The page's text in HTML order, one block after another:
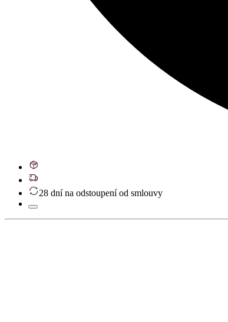
28 dní na odstoupení od smlouvy